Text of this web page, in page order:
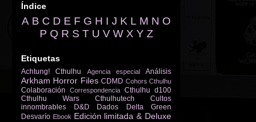
Índice
A B C D E F G H I J K L M N O
P Q R S T U V W X Y Z
Etiquetas
Achtung! Cthulhu Agencia especial Análisis
Arkham Horror Files CDMD Cohors Cthulhu
Colaboración Correspondencia Cthulhu d100
Cthulhu Wars
Cthulhutech
Cultos
innombrables
D&D Dados
Delta Green
Desvarío Ebook Edición limitada & Deluxe